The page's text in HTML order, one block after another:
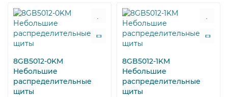
8GB5012-0KM
Небольшие
распределительные
щиты
8GB5012-1KM
Небольшие
распределительные
щиты